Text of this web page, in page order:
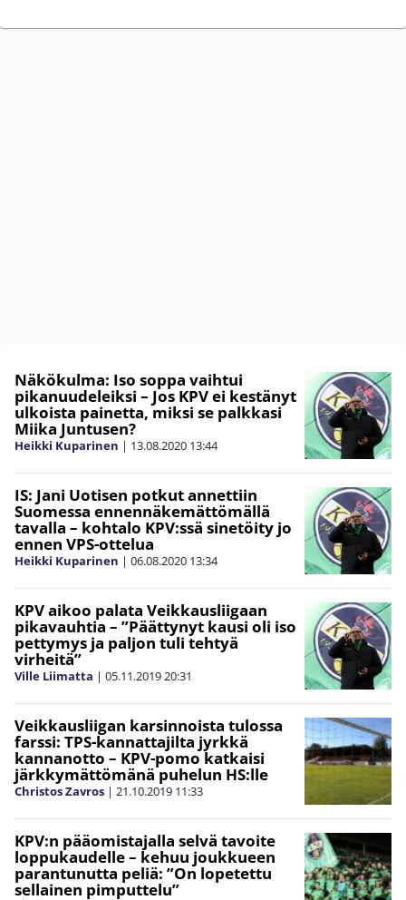
Näkökulma: Iso soppa vaihtui
pikanuudeleiksi – Jos KPV ei kestänyt
ulkoista painetta, miksi se palkkasi
Miika Juntusen?
Heikki Kuparinen | 13.08.2020 13:44
IS: Jani Uotisen potkut annettiin
Suomessa ennennäkemättömällä
tavalla – kohtalo KPV:ssä sinetöity jo
ennen VPS-ottelua
Heikki Kuparinen | 06.08.2020 13:34
KPV aikoo palata Veikkausliigaan
pikavauhtia – ”Päättynyt kausi oli iso
pettymys ja paljon tuli tehtyä
virheitä”
Ville Liimatta | 05.11.201920:31
Veikkausliigan karsinnoista tulossa
farssi: TPS-kannattajilta jyrkkä
kannanotto – KPV-pomo katkaisi
järkkymättömänä puhelun HS:lle
Christos Zavros | 21.10.2019 11:33
KPV:n pääomistajalla selvä tavoite
loppukaudelle – kehuu joukkueen
parantunutta peliä: ”On lopetettu
sellainen pimputtelu”